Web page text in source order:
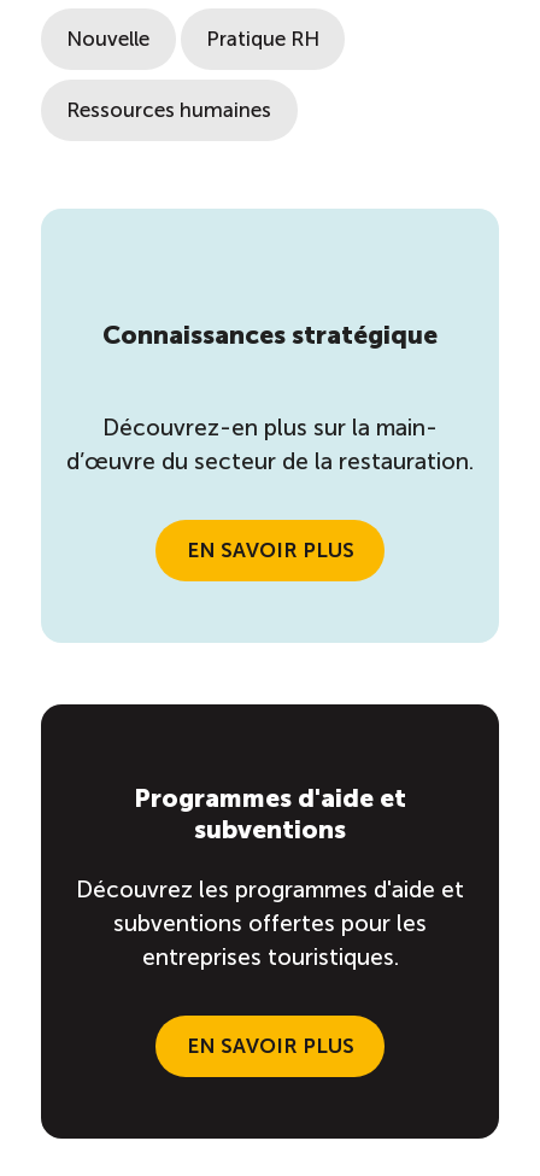
Nouvelle Pratique RH
Ressources humaines
Connaissances stratégique
Découvrez-en plus sur la main-
d’œuvre du secteur de la restauration.
EN SAVOIR PLUS
Programmes d'aide et
subventions
Découvrez les programmes d'aide et
subventions offertes pour les
entreprises touristiques.
EN SAVOIR PLUS